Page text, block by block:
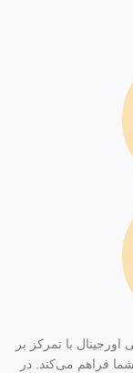
با تمرکز بر
فراهم می‌کند. در